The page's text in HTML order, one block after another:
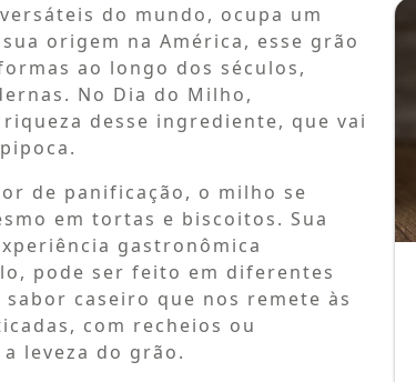
do mundo, ocupa um
origem na América, esse grão
ao longo dos séculos,
No Dia do Milho,
desse ingrediente, que vai
de panificação, o milho se
em tortas e biscoitos. Sua
gastronômica
pode ser feito em diferentes
caseiro que nos remete às
com recheios ou
leveza do grão.